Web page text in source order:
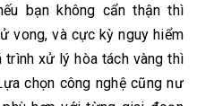
bạn không cẩn thận thì
vong, và cực kỳ nguy hiểm
xử lý hòa tách vàng thì
chọn công nghệ cũng nư